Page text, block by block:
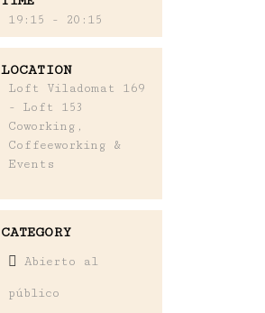
19:15 - 20:15
LOCATION
Loft Viladomat 169
- Loft 153
Coworking,
Coffeeworking &
Events
CATEGORY
Abierto al
público